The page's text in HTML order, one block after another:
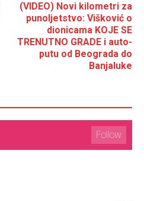
(VIDEO) Novi kilometri za
punoljetstvo: Višković o
dionicama KOJE SE
TRENUTNO GRADE i auto-
putu od Beograda do
Banjaluke
Follow